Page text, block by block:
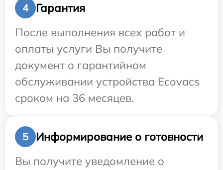
4
Гарантия
После выполнения всех работ и
оплаты услуги Вы получите
документ о гарантийном
обслуживании устройства Ecovacs
сроком на 36 месяцев.
5
Информирование о готовности
Вы получите уведомление о